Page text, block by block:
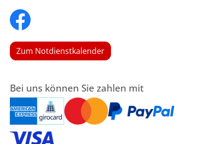
Zum Notdienstkalender
Bei uns können Sie zahlen mit